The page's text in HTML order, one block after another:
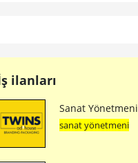
ilanları
Sanat Yönetmeni
sanat yönetmeni